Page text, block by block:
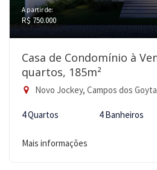
A partir de:
R$ 750.000
Casa de Condomínio à
quartos, 185m²
Novo Jockey, Campos dos
4 Quartos 4 Banheiros
Mais informações